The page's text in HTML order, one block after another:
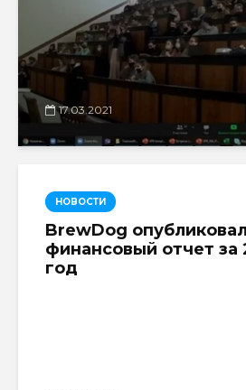
17.03.2021
НОВОСТИ
BrewDog
финансовый отчет за
год